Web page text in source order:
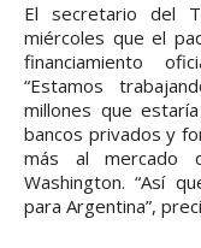
El secretario del
miércoles que el
financiamiento
“Estamos
millones que
bancos privados y
más al mercado
Washington. “Así
para Argentina”,